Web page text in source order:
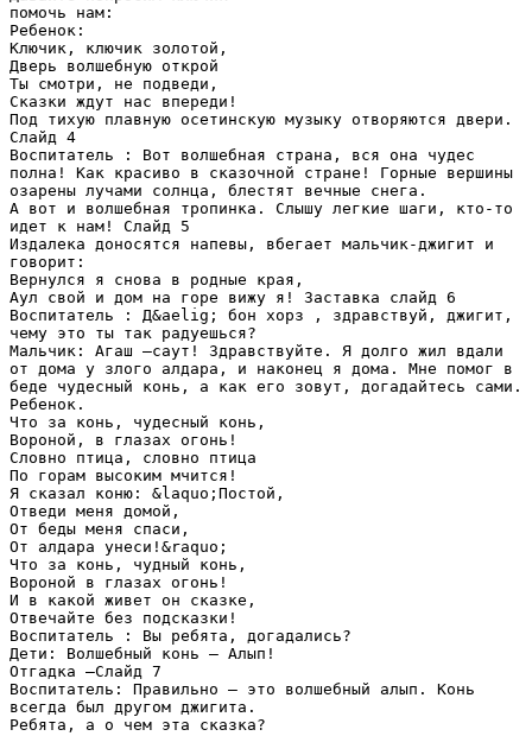
помочь нам:
Ребенок:
Ключик, ключик золотой,
Дверь волшебную открой
Ты смотри, не подведи,
Сказки ждут нас впереди!
Под тихую плавную осетинскую музыку отворяются двери.
Слайд 4
Воспитатель : Вот волшебная страна, вся она чудес
полна! Как красиво в сказочной стране! Горные вершины
озарены лучами солнца, блестят вечные снега.
А вот и волшебная тропинка. Слышу легкие шаги, кто-то
идет к нам! Слайд 5
Издалека доносятся напевы, вбегает мальчик-джигит и
говорит:
Вернулся я снова в родные края,
Аул свой и дом на горе вижу я! Заставка слайд 6
Воспитатель : Д&aelig; бон хорз , здравствуй, джигит,
чему это ты так радуешься?
Мальчик: Агаш –саут! Здравствуйте. Я долго жил вдали
от дома у злого алдара, и наконец я дома. Мне помог в
беде чудесный конь, а как его зовут, догадайтесь сами.
Ребенок.
Что за конь, чудесный конь,
Вороной, в глазах огонь!
Словно птица, словно птица
По горам высоким мчится!
Я сказал коню: &laquo;Постой,
Отведи меня домой,
От беды меня спаси,
От алдара унеси!&raquo;
Что за конь, чудный конь,
Вороной в глазах огонь!
И в какой живет он сказке,
Отвечайте без подсказки!
Воспитатель : Вы ребята, догадались?
Дети: Волшебный конь – Алып!
Отгадка –Слайд 7
Воспитатель: Правильно – это волшебный алып. Конь
всегда был другом джигита.
Ребята, а о чем эта сказка?